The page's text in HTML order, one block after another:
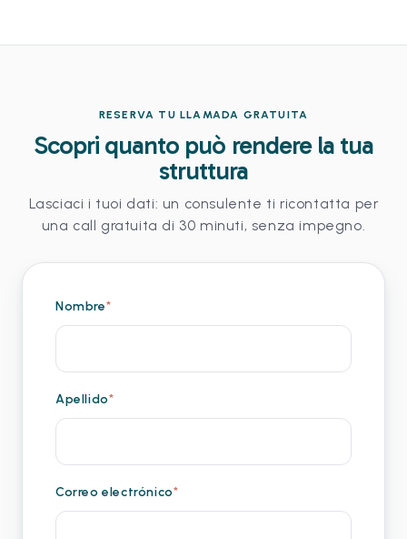
RESERVA TU LLAMADA GRATUITA
Scopri quanto può rendere la tua
struttura
Lasciaci i tuoi dati: un consulente ti ricontatta per
una call gratuita di 30 minuti, senza impegno.
Nombre*
Apellido*
Correo electrónico*